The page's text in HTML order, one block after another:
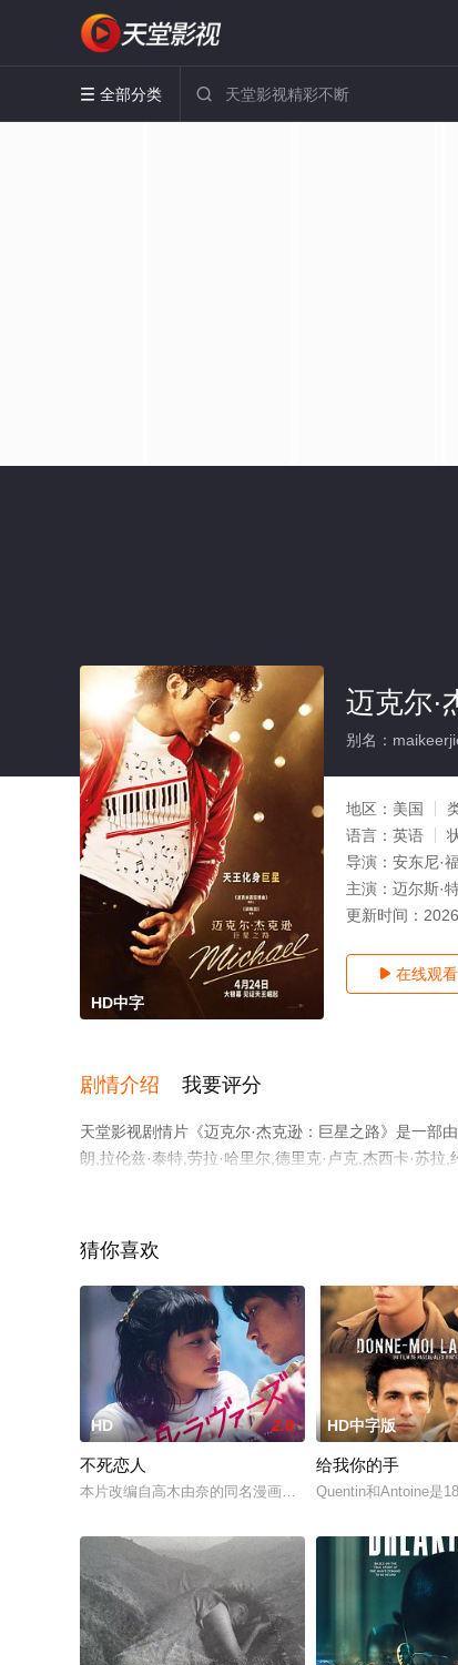
 全部分类 
HD中字
迈克尔·
别名：
地区： 美国
语言： 英语
导演： 安东尼·
主演： 迈尔斯·
更新时间：
 在线观看
剧情介绍 我要评分
天堂影视剧情片《迈克尔·杰克逊：巨星之路》是一部
朗,拉伦兹·泰特,劳拉·哈里尔,德里克·卢克,杰西卡·苏拉
逊,朱利亚诺·瓦尔迪,乔·吉列特,内森尼尔·洛根·麦金太
猜你喜欢
HD 2.0
不死恋人
本片改编自高木由奈的同名漫画，讲述了在爱上别人的那
HD中字版
给我你的手
Quentin和Antoine是